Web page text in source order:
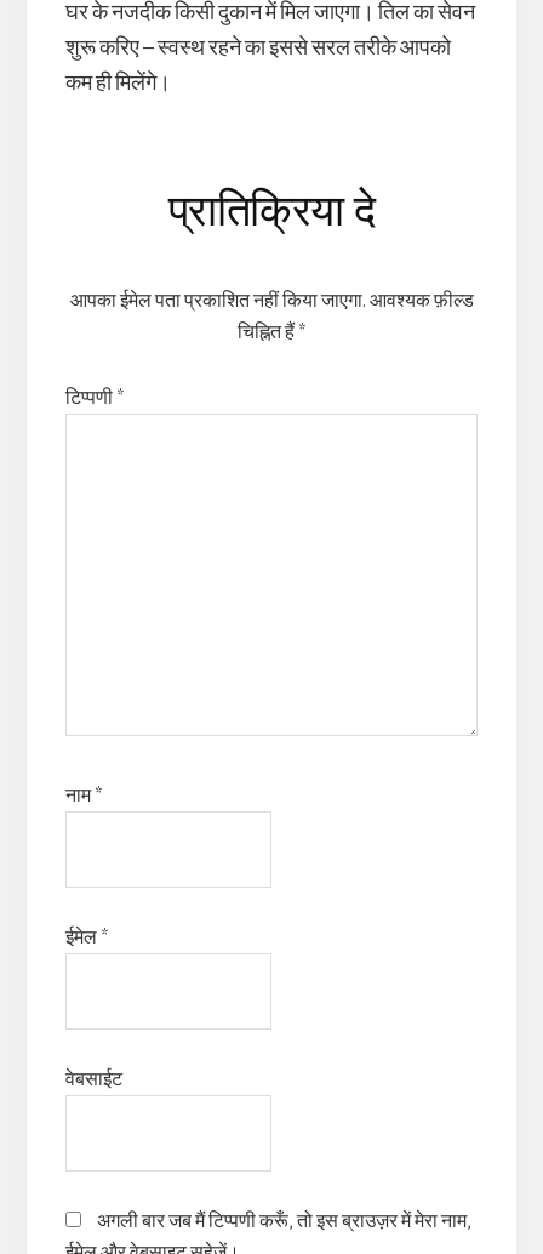
घर के नजदीक किसी दुकान में मिल जाएगा। तिल का सेवन
शुरू करिए – स्वस्थ रहने का इससे सरल तरीके आपको
कम ही मिलेंगे।
Interactions
प्रातिक्रिया दे
आपका ईमेल पता प्रकाशित नहीं किया जाएगा. आवश्यक फ़ील्ड
चिह्नित हैं *
टिप्पणी *
नाम*
ईमेल *
वेबसाईट
अगली बार जब मैं टिप्पणी करूँ, तो इस ब्राउज़र में मेरा नाम,